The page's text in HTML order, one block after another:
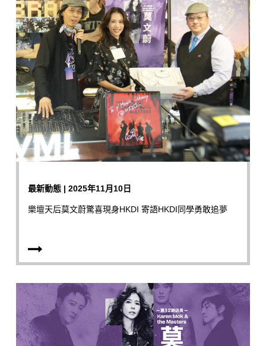
最新動態 | 2025年11月10日
樂壇天后莫文蔚驚喜現身HKDI 寄語HKDI同學勇敢追夢